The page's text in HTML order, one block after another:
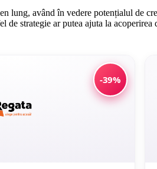
lung, având în vedere potențialul de
strategie ar putea ajuta la
-39%